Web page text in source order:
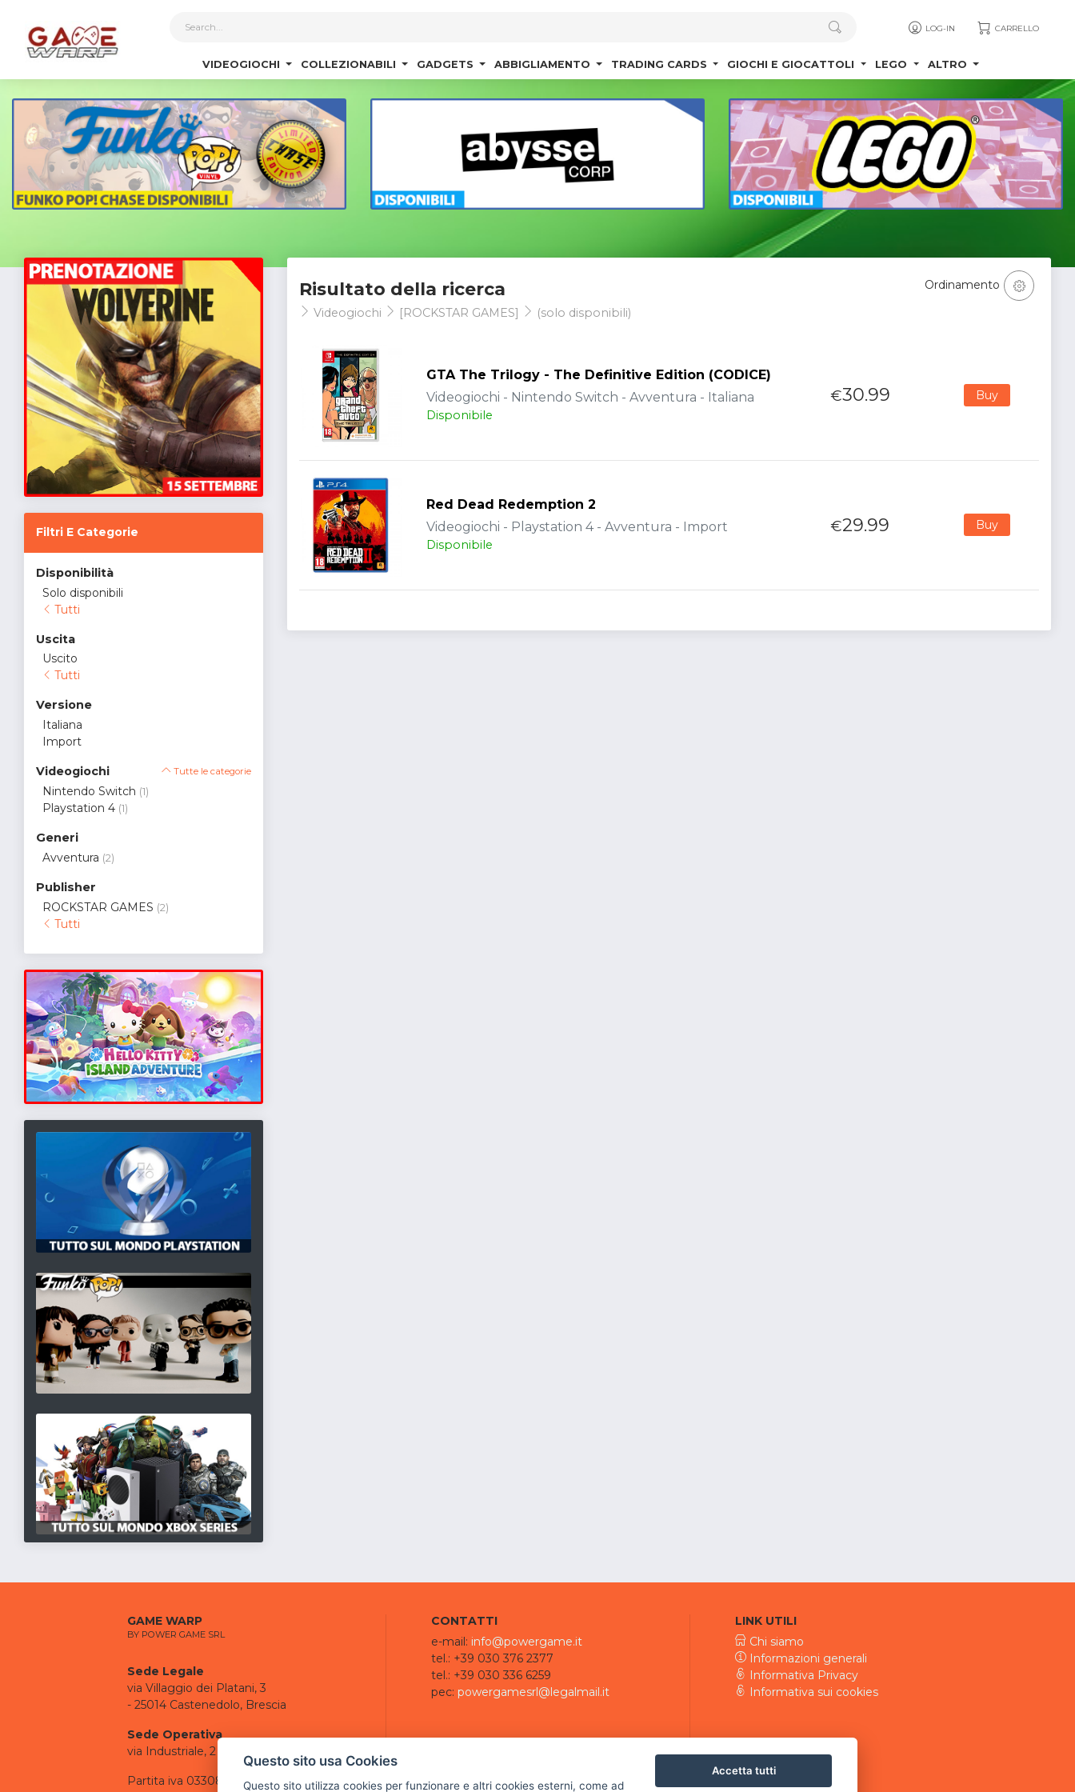
LOG-IN CARRELLO
VIDEOGIOCHI COLLEZIONABILI GADGETS ABBIGLIAMENTO TRADING CARDS GIOCHI E GIOCATTOLI LEGO ALTRO
Filtri E Categorie
Disponibilità
Solo disponibili
Tutti
Uscita
Uscito
Tutti
Versione
Italiana
Import
Videogiochi Tutte le categorie
Nintendo Switch (1)
Playstation 4 (1)
Generi
Avventura (2)
Publisher
ROCKSTAR GAMES (2)
Tutti
Risultato della ricerca
Videogiochi [ROCKSTAR GAMES] (solo disponibili)
Ordinamento
GTA The Trilogy - The Definitive Edition (CODICE)
Videogiochi - Nintendo Switch - Avventura - Italiana
Disponibile
€30.99 Buy
Red Dead Redemption 2
Videogiochi - Playstation 4 - Avventura - Import
Disponibile
€29.99 Buy
GAME WARP
BY POWER GAME SRL
Sede Legale
via Villaggio dei Platani, 3
- 25014 Castenedolo, Brescia
Sede Operativa
via Industriale, 2 - 25082 Botticino, BS
Partita iva 03308130982
CONTATTI
e-mail: info@powergame.it
tel.: +39 030 376 2377
tel.: +39 030 336 6259
pec: powergamesrl@legalmail.it
LINK UTILI
Chi siamo
Informazioni generali
Informativa Privacy
Informativa sui cookies
Questo sito usa Cookies
Questo sito utilizza cookies per funzionare e altri cookies esterni, come ad
Accetta tutti